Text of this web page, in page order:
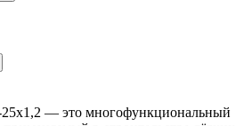
— это многофункциональный